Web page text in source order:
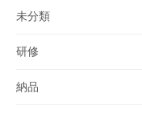
未分類
研修
納品